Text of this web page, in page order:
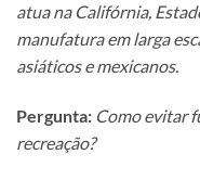
atua na Califórnia,
manufatura em larga
asiáticos e mexicanos.
Pergunta: Como evitar
recreação?